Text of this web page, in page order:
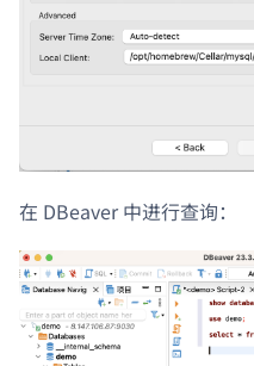
在 DBeaver 中进行查询：